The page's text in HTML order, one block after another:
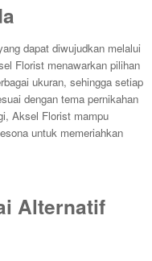
dapat diwujudkan melalui
Florist menawarkan pilihan
ukuran, sehingga setiap
dengan tema pernikahan
Aksel Florist mampu
untuk memeriahkan
Alternatif